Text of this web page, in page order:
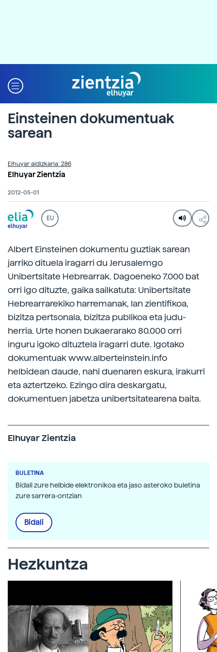
Einsteinen dokumentuak
sarean
Elhuyar aldizkaria: 286
Elhuyar Zientzia
2012-05-01
EU
Albert Einsteinen dokumentu guztiak sarean
jarriko dituela iragarri du Jerusalemgo
Unibertsitate Hebrearrak. Dagoeneko 7.000 bat
orri igo dituzte, gaika sailkatuta: Unibertsitate
Hebrearrarekiko harremanak, lan zientifikoa,
bizitza pertsonala, bizitza publikoa eta judu-
herria. Urte honen bukaerarako 80.000 orri
inguru igoko dituztela iragarri dute. Igotako
dokumentuak www.alberteinstein.info
helbidean daude, nahi duenaren eskura, irakurri
eta aztertzeko. Ezingo dira deskargatu,
dokumentuen jabetza unibertsitatearena baita.
Elhuyar Zientzia
BULETINA
Bidali zure helbide elektronikoa eta jaso asteroko buletina
zure sarrera-ontzian
Bidali
Hezkuntza